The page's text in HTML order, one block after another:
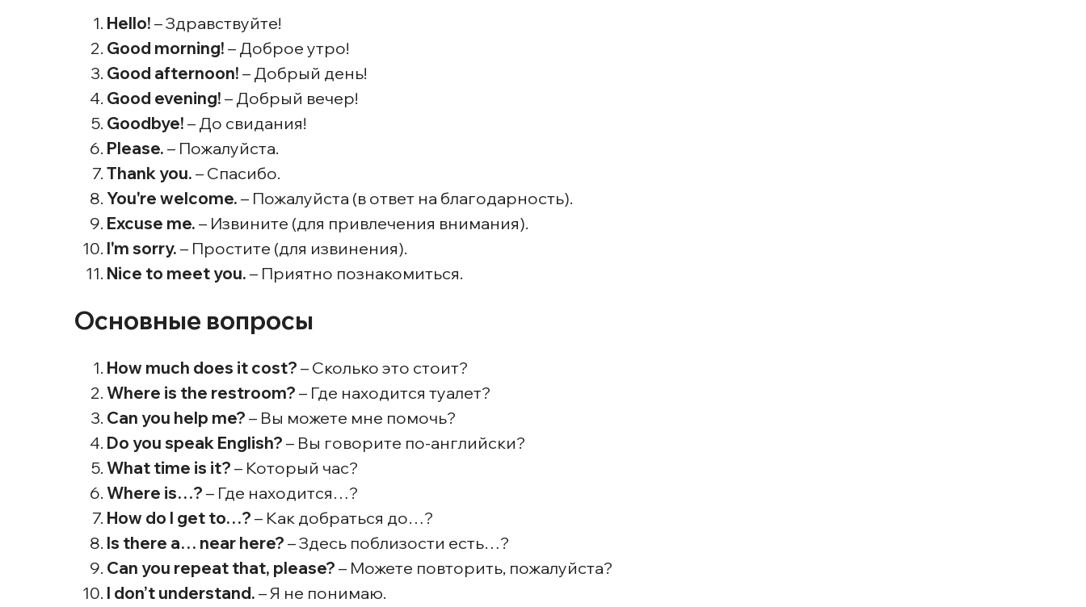
Hello! – Здравствуйте!
Good morning! – Доброе утро!
Good afternoon! – Добрый день!
Good evening! – Добрый вечер!
Goodbye! – До свидания!
Please. – Пожалуйста.
Thank you. – Спасибо.
You're welcome. – Пожалуйста (в ответ на благодарность).
Excuse me. – Извините (для привлечения внимания).
I'm sorry. – Простите (для извинения).
Nice to meet you. – Приятно познакомиться.
Основные вопросы
How much does it cost? – Сколько это стоит?
Where is the restroom? – Где находится туалет?
Can you help me? – Вы можете мне помочь?
Do you speak English? – Вы говорите по-английски?
What time is it? – Который час?
Where is…? – Где находится…?
How do I get to…? – Как добраться до…?
Is there a… near here? – Здесь поблизости есть…?
Can you repeat that, please? – Можете повторить, пожалуйста?
I don’t understand. – Я не понимаю.